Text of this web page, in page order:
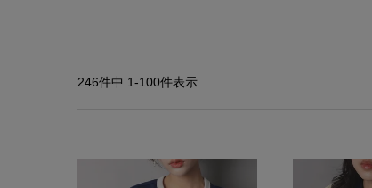
246件中 1-100件表示